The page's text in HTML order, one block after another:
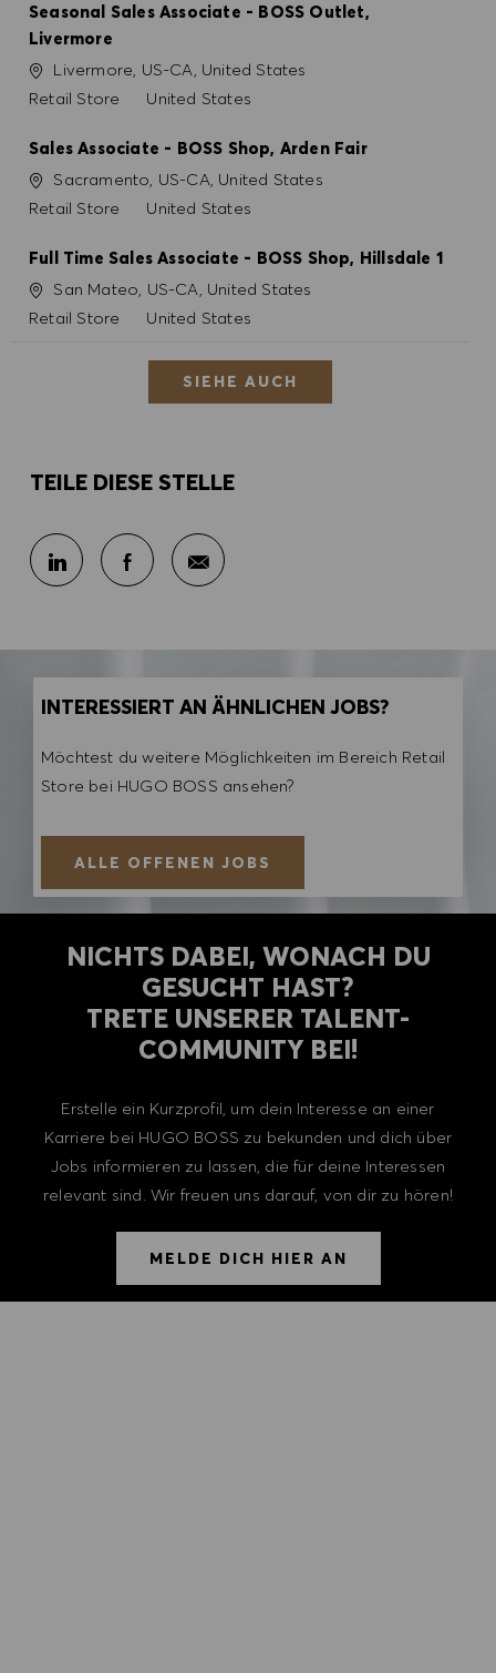
Seasonal Sales Associate - BOSS Outlet,
Livermore
Ort Livermore, US-CA, United States
Kategorie
Retail Store United States
Sales Associate - BOSS Shop, Arden Fair
Ort Sacramento, US-CA, United States
Kategorie
Retail Store United States
Full Time Sales Associate - BOSS Shop, Hillsdale 1
Ort San Mateo, US-CA, United States
Kategorie
Retail Store United States
SIEHE AUCH
TEILE DIESE STELLE
Über LinkedIn teilen
Über Facebook teilen
Per E-Mail teilen
INTERESSIERT AN ÄHNLICHEN JOBS?
Möchtest du weitere Möglichkeiten im Bereich Retail
Store bei HUGO BOSS ansehen?
ALLE OFFENEN JOBS
NICHTS DABEI, WONACH DU
GESUCHT HAST?
TRETE UNSERER TALENT-
COMMUNITY BEI!
Erstelle ein Kurzprofil, um dein Interesse an einer
Karriere bei HUGO BOSS zu bekunden und dich über
Jobs informieren zu lassen, die für deine Interessen
relevant sind. Wir freuen uns darauf, von dir zu hören!
MELDE DICH HIER AN